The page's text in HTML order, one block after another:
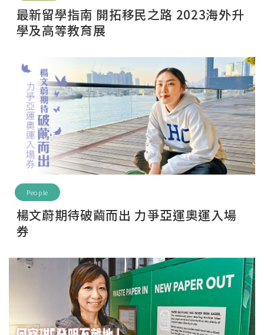
最新留學指南 開拓移民之路 2023海外升
學及高等教育展
People
楊文蔚期待破繭而出 力爭亞運奧運入場
券